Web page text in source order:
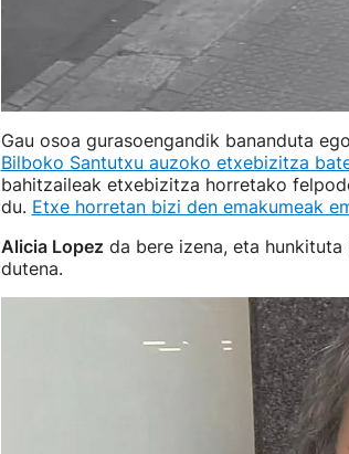
Gau osoa gurasoengandik bananduta
Bilboko Santutxu auzoko etxebizitza
bahitzaileak etxebizitza horretako
du. Etxe horretan bizi den emakumeak
Alicia Lopez da bere izena, eta
dutena.